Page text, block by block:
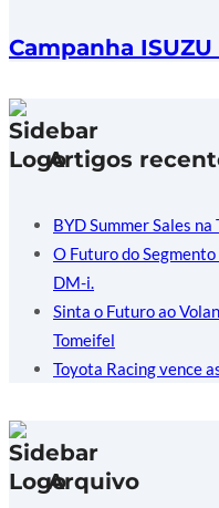
Campanha
Artigos
BYD Summer Sales
O Futuro do
DM-i.
Sinta o Futuro ao
Tomeifel
Toyota Racing vence
Arquivo